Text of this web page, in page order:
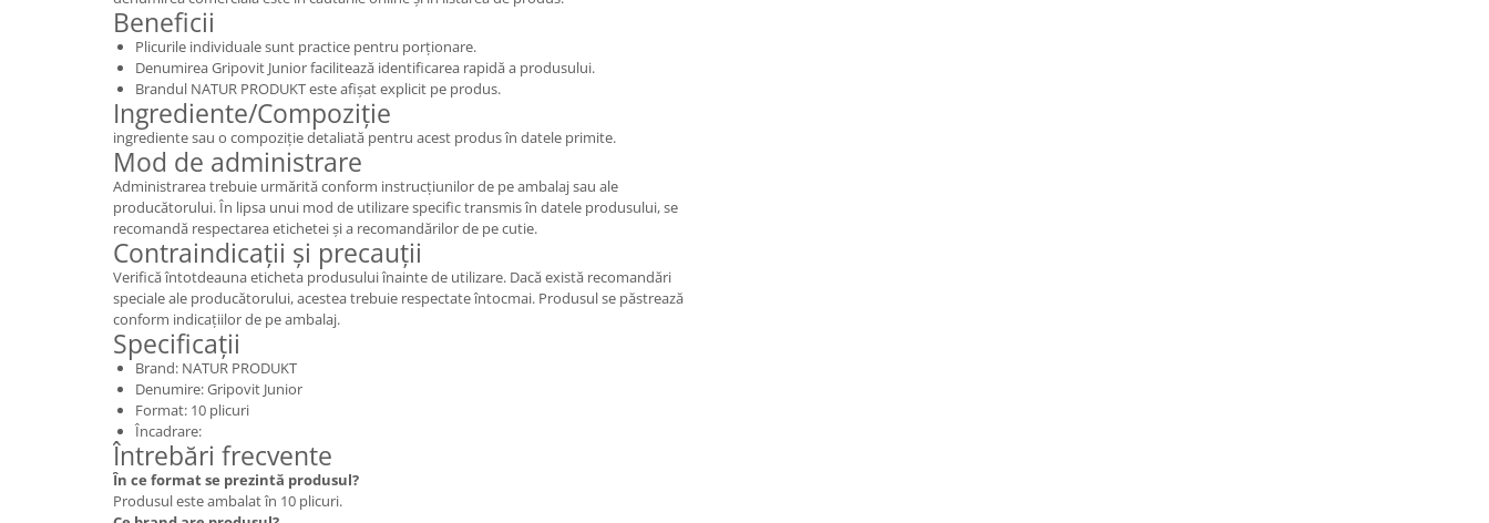
Beneficii
Plicurile individuale sunt practice pentru porționare.
Denumirea Gripovit Junior facilitează identificarea rapidă a produsului.
Brandul NATUR PRODUKT este afișat explicit pe produs.
Ingrediente/Compoziție
ingrediente sau o compoziție detaliată pentru acest produs în datele primite.
Mod de administrare
Administrarea trebuie urmărită conform instrucțiunilor de pe ambalaj sau ale
producătorului. În lipsa unui mod de utilizare specific transmis în datele produsului, se
recomandă respectarea etichetei și a recomandărilor de pe cutie.
Contraindicații și precauții
Verifică întotdeauna eticheta produsului înainte de utilizare. Dacă există recomandări
speciale ale producătorului, acestea trebuie respectate întocmai. Produsul se păstrează
conform indicațiilor de pe ambalaj.
Specificații
Brand: NATUR PRODUKT
Denumire: Gripovit Junior
Format: 10 plicuri
Încadrare:
Întrebări frecvente
În ce format se prezintă produsul?
Produsul este ambalat în 10 plicuri.